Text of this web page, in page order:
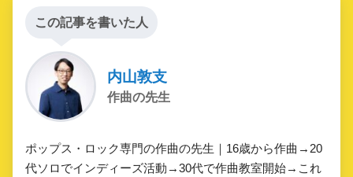
この記事を書いた人
内山敦支
作曲の先生
ポップス・ロック専門の作曲の先生｜16歳から作曲→20
代ソロでインディーズ活動→30代で作曲教室開始→これ